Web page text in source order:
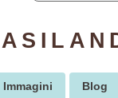
Immagini Blog